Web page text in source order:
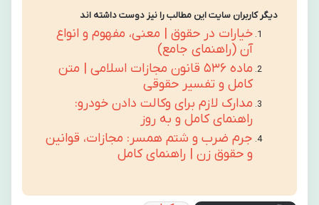
دیگر کاربران سایت این مطالب را نیز دوست داشته اند
خیارات در حقوق | معنی، مفهوم و انواع
آن (راهنمای جامع)
ماده ۵۳۶ قانون مجازات اسلامی | متن
کامل و تفسیر حقوقی
مدارک لازم برای وکالت دادن خودرو:
راهنمای کامل و به روز
جرم ضرب و شتم همسر: مجازات، قوانین
و حقوق زن | راهنمای کامل